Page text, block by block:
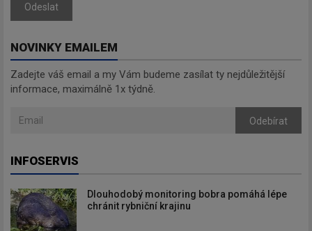
Odeslat
NOVINKY EMAILEM
Zadejte váš email a my Vám budeme zasílat ty nejdůležitější
informace, maximálně 1x týdně.
Odebírat
INFOSERVIS
Dlouhodobý monitoring bobra pomáhá lépe
chránit rybniční krajinu